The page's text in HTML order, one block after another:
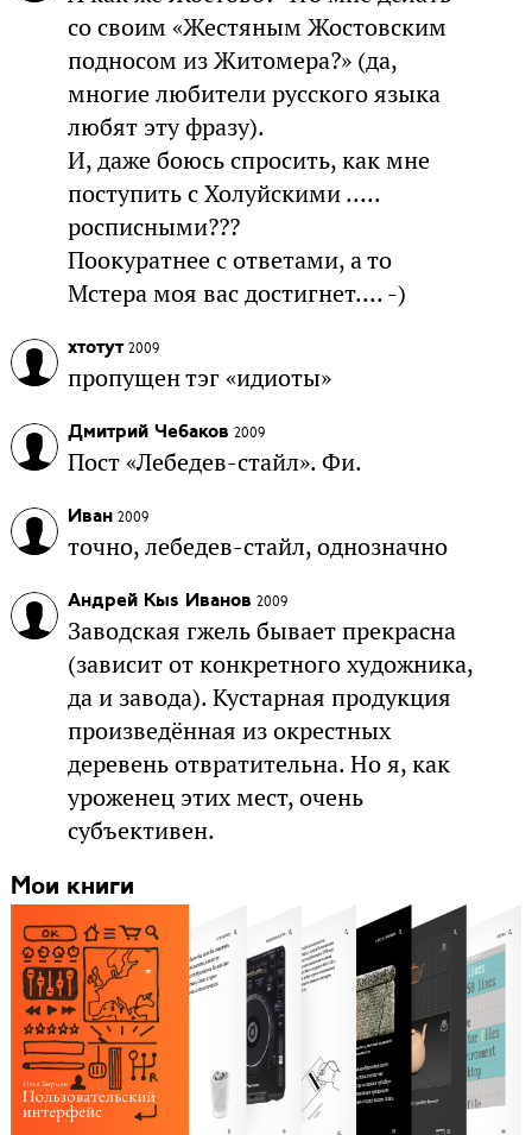
со своим «Жестяным Жостовским
подносом из Житомера?» (да,
многие любители русского языка
любят эту фразу).
И, даже боюсь спросить, как мне
поступить с Холуйскими .....
росписными???
Поокуратнее с ответами, а то
Мстера моя вас достигнет.... -)
хтотут 2009
пропущен тэг «идиоты»
Дмитрий Чебаков 2009
Пост «Лебедев-стайл». Фи.
Иван 2009
точно, лебедев-стайл, однозначно
Андрей Кыs Иванов 2009
Заводская гжель бывает прекрасна
(зависит от конкретного художника,
да и завода). Кустарная продукция
произведённая из окрестных
деревень отвратительна. Но я, как
уроженец этих мест, очень
субъективен.
Мои книги